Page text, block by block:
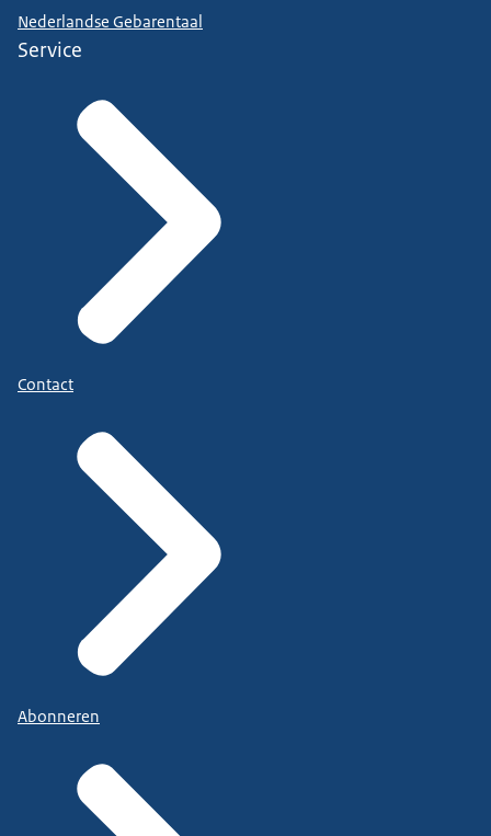
Nederlandse Gebarentaal
Service
Contact
Abonneren